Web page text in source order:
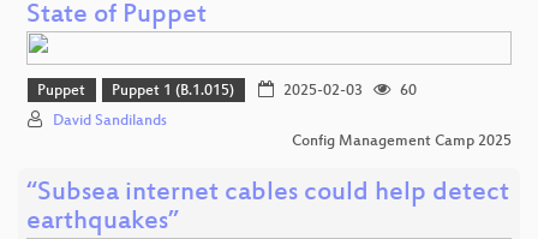
State of Puppet
Puppet Puppet 1 (B.1.015) 2025-02-03
60
David Sandilands
Config Management Camp 2025
“Subsea internet cables could help detect
earthquakes”